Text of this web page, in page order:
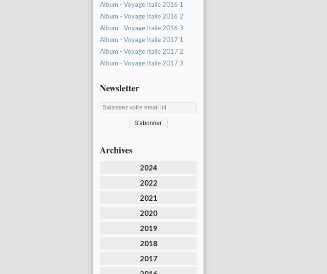
Album - Voyage Italie 2016 1
Album - Voyage Italie 2016 2
Album - Voyage Italie 2016 3
Album - Voyage Italie 2017 1
Album - Voyage Italie 2017 2
Album - Voyage Italie 2017 3
Newsletter
Archives
2024
2022
2021
2020
2019
2018
2017